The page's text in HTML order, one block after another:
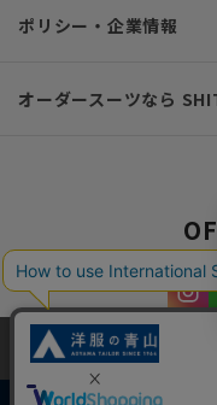
ポリシー・企業情報
オーダースーツなら
当サイトでは、快適な閲覧